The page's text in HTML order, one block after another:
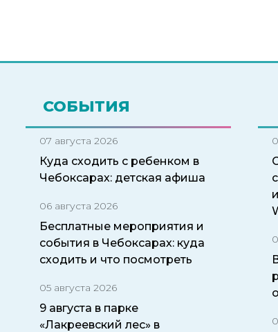
СОБЫТИЯ
07 августа 2026
Куда сходить с ребенком в
Чебоксарах: детская афиша
06 августа 2026
Бесплатные мероприятия и
события в Чебоксарах: куда
сходить и что посмотреть
05 августа 2026
9 августа в парке
«Лакреевский лес» в